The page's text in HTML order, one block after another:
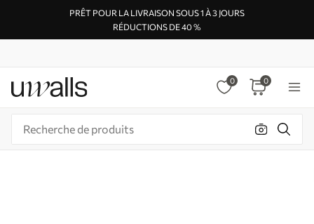
PRÊT POUR LA LIVRAISON SOUS 1 À 3 JOURS
RÉDUCTIONS DE 40 %
0 0